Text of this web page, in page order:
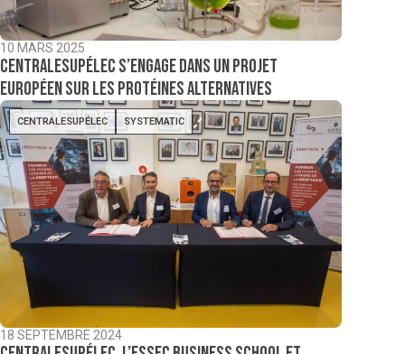
10 MARS 2025
CentraleSupélec s’engage dans un projet
européen sur les protéines alternatives
CENTRALESUPÉLEC SYSTEMATIC
18 SEPTEMBRE 2024